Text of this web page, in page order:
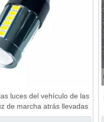
luces del vehículo de las
de marcha atrás llevadas